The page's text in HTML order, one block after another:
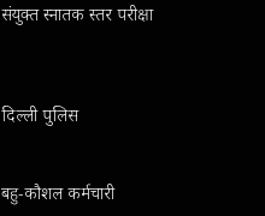
संयुक्त स्नातक स्तर परीक्षा
दिल्ली पुलिस
बहु-कौशल कर्मचारी